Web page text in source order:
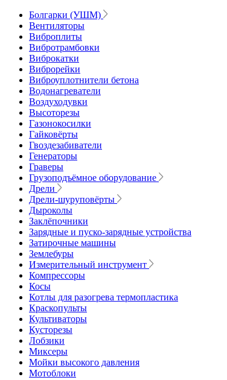
Болгарки (УШМ)
Вентиляторы
Виброплиты
Вибротрамбовки
Виброкатки
Виброрейки
Виброуплотнители бетона
Водонагреватели
Воздуходувки
Высоторезы
Газонокосилки
Гайковёрты
Гвоздезабиватели
Генераторы
Граверы
Грузоподъёмное оборудование
Дрели
Дрели-шуруповёрты
Дыроколы
Заклёпочники
Зарядные и пуско-зарядные устройства
Затирочные машины
Землебуры
Измерительный инструмент
Компрессоры
Косы
Котлы для разогрева термопластика
Краскопульты
Культиваторы
Кусторезы
Лобзики
Миксеры
Мойки высокого давления
Мотоблоки